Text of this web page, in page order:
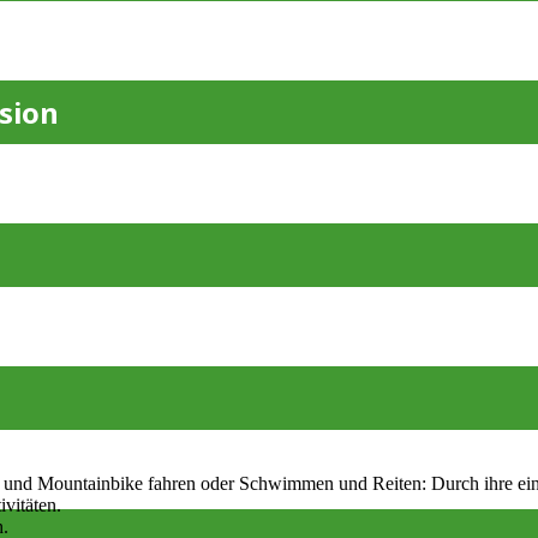
Mountainbike fahren oder Schwimmen und Reiten: Durch ihre